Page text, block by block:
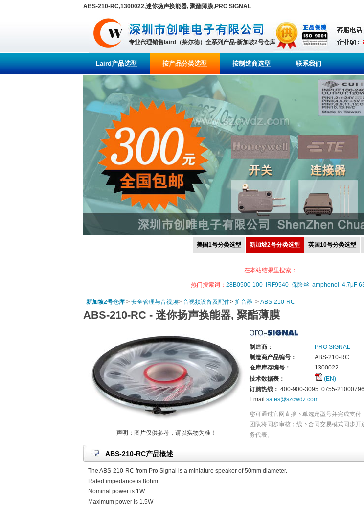
ABS-210-RC,1300022,迷你扬声换能器, 聚酯薄膜,PRO SIGNAL
专业代理销售laird（莱尔德）全系列产品-新加坡2号仓库
Laird产品选型 按产品分类选型 按制造商选型 联系我们
美国1号分类选型 新加坡2号分类选型 英国10号分类选型
在本站结果里搜索：
热门搜索词： 28B0500-100 IRF9540 保险丝 amphenol 4.7μF
新加坡2号仓库 > 安全管理与音视频> 音视频设备及配件> 扩音器 > ABS-210-RC
ABS-210-RC - 迷你扬声换能器, 聚酯薄膜
声明：图片仅供参考，请以实物为准！
制造商：
PRO SIGNAL
制造商产品编号：
ABS-210-RC
仓库库存编号：
1300022
技术数据表：
(EN)
订购热线： 400-900-3095 0755-
Email:sales@szcwdz.com
您可通过官网直接下单选定型号并完成支付
团队将同步审核；线下合同交易模式同步开
务代表。
ABS-210-RC产品概述
The ABS-210-RC from Pro Signal is a miniature speaker of 50mm diameter.
Rated impedance is 8ohm
Nominal power is 1W
Maximum power is 1.5W